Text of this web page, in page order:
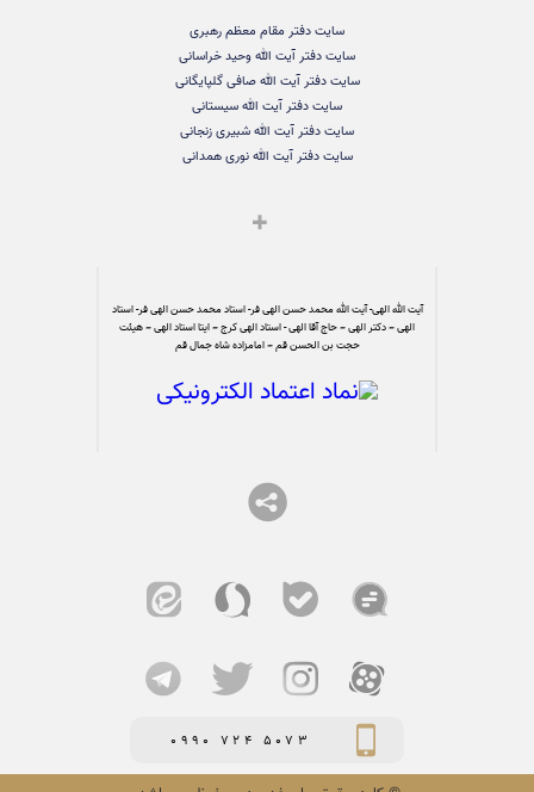
سایت دفتر مقام معظم رهبری
سایت دفتر آیت الله وحید خراسانی
سایت دفتر آیت الله صافی گلپایگانی
سایت دفتر آیت الله سیستانی
سایت دفتر آیت الله شبیری زنجانی
سایت دفتر آیت الله نوری همدانی
آیت الله الهی- آیت الله محمد حسن الهی فر- استاد محمد حسن الهی فر- استاد
الهی – دکتر الهی – حاج آقا الهی - استاد الهی کرج – ایتا استاد الهی – هیئت
حجت بن الحسن قم – امامزاده شاه جمال قم
0990 724 5073